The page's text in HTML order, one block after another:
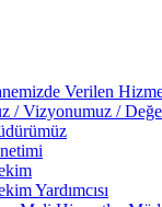
Verilen
/ Vizyonumuz /
Yardımcısı